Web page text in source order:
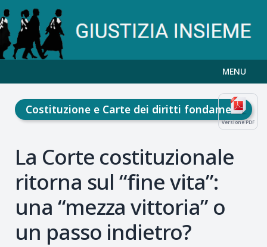
MENU
Versione PDF
Costituzione e Carte dei diritti fondamentali
La Corte costituzionale
ritorna sul “fine vita”:
una “mezza vittoria” o
un passo indietro?